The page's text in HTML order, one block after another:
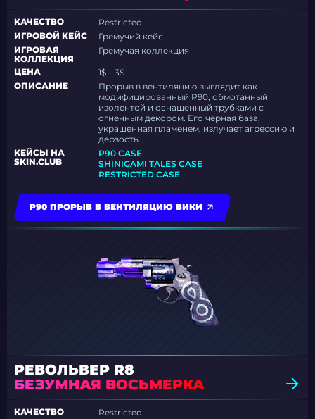
КАЧЕСТВО
Restricted
ИГРОВОЙ КЕЙС
Гремучий кейс
ИГРОВАЯ
КОЛЛЕКЦИЯ
Гремучая коллекция
ЦЕНА
1$ – 3$
ОПИСАНИЕ
Прорыв в вентиляцию выглядит как
модифицированный P90, обмотанный
изолентой и оснащенный трубками с
огненным декором. Его черная база,
украшенная пламенем, излучает агрессию и
дерзость.
КЕЙСЫ НА
SKIN.CLUB
P90 CASE
SHINIGAMI TALES CASE
RESTRICTED CASE
P90 ПРОРЫВ В ВЕНТИЛЯЦИЮ ВИКИ
РЕВОЛЬВЕР R8
БЕЗУМНАЯ ВОСЬМЕРКА
КАЧЕСТВО
Restricted